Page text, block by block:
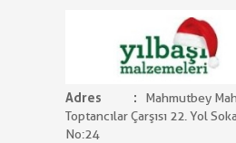
Adres
Mahmutbey
Toptancılar Çarşısı 22. Yol
No:24